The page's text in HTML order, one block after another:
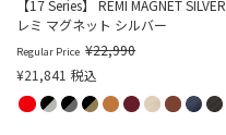
【17 Series】 REMI MAGNET SILVER
レミ マグネット シルバー
Regular Price ¥22,990
¥21,841 税込